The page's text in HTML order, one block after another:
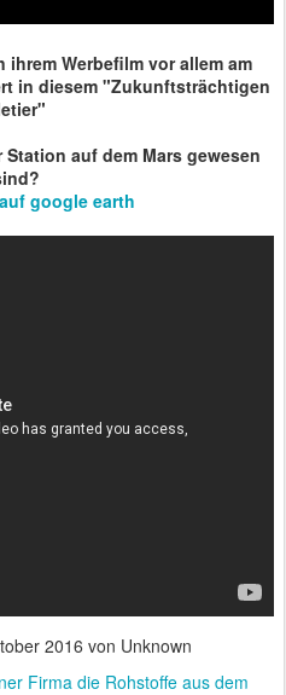
Werbefilm vor allem am
in diesem "Zukunftsträchtigen
auf dem Mars gewesen
google earth
2016 von Unknown
Firma die Rohstoffe aus dem